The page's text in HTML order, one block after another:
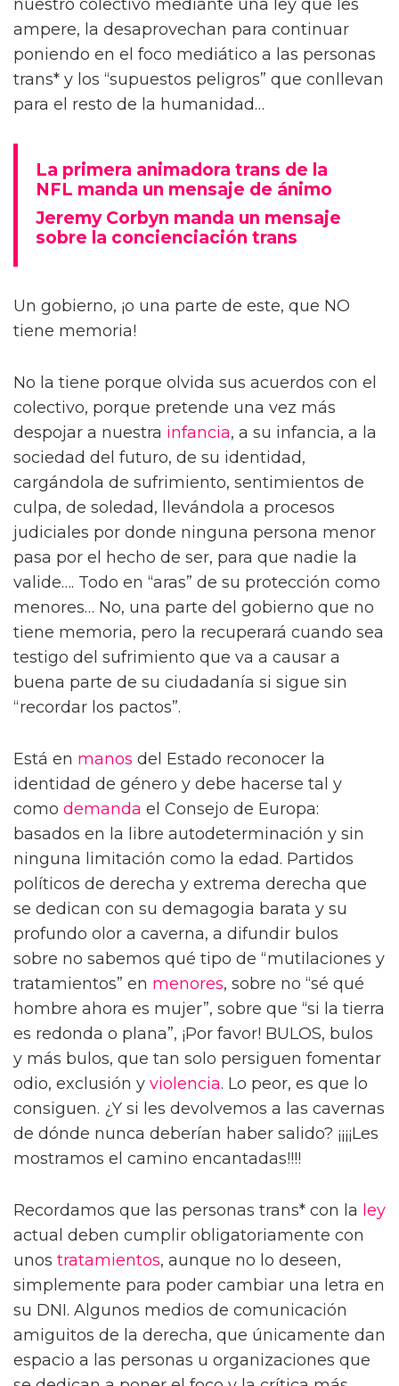
nuestro colectivo mediante una ley que les
ampere, la desaprovechan para continuar
poniendo en el foco mediático a las personas
trans* y los “supuestos peligros” que conllevan
para el resto de la humanidad…
La primera animadora trans de la
NFL manda un mensaje de ánimo
Jeremy Corbyn manda un mensaje
sobre la concienciación trans
Un gobierno, ¡o una parte de este, que NO
tiene memoria!
No la tiene porque olvida sus acuerdos con el
colectivo, porque pretende una vez más
despojar a nuestra infancia, a su infancia, a la
sociedad del futuro, de su identidad,
cargándola de sufrimiento, sentimientos de
culpa, de soledad, llevándola a procesos
judiciales por donde ninguna persona menor
pasa por el hecho de ser, para que nadie la
valide…. Todo en “aras” de su protección como
menores… No, una parte del gobierno que no
tiene memoria, pero la recuperará cuando sea
testigo del sufrimiento que va a causar a
buena parte de su ciudadanía si sigue sin
“recordar los pactos”.
Está en manos del Estado reconocer la
identidad de género y debe hacerse tal y
como demanda el Consejo de Europa:
basados en la libre autodeterminación y sin
ninguna limitación como la edad. Partidos
políticos de derecha y extrema derecha que
se dedican con su demagogia barata y su
profundo olor a caverna, a difundir bulos
sobre no sabemos qué tipo de “mutilaciones y
tratamientos” en menores, sobre no “sé qué
hombre ahora es mujer”, sobre que “si la tierra
es redonda o plana”, ¡Por favor! BULOS, bulos
y más bulos, que tan solo persiguen fomentar
odio, exclusión y violencia. Lo peor, es que lo
consiguen. ¿Y si les devolvemos a las cavernas
de dónde nunca deberían haber salido? ¡¡¡¡Les
mostramos el camino encantadas!!!!
Recordamos que las personas trans* con la ley
actual deben cumplir obligatoriamente con
unos tratamientos, aunque no lo deseen,
simplemente para poder cambiar una letra en
su DNI. Algunos medios de comunicación
amiguitos de la derecha, que únicamente dan
espacio a las personas u organizaciones que